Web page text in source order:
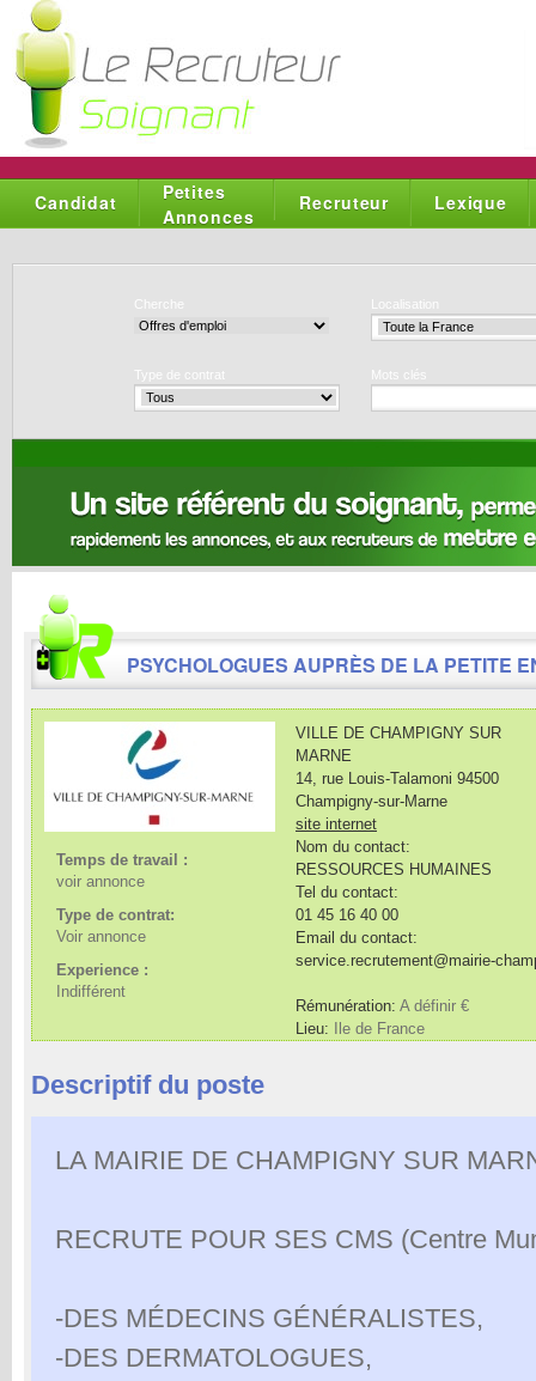
Candidat
Petites
Annonces
Recruteur Lexique
Cherche Localisation
Type de contrat Mots clés
PSYCHOLOGUES AUPRÈS DE LA PETITE
Temps de travail :
voir annonce
Type de contrat:
Voir annonce
Experience :
Indifférent
VILLE DE CHAMPIGNY SUR
MARNE
14, rue Louis-Talamoni 94500
Champigny-sur-Marne
site internet
Nom du contact:
RESSOURCES HUMAINES
Tel du contact:
01 45 16 40 00
Email du contact:
service.recrutement@mairie-
Rémunération: A définir €
Lieu:
Ile de France
Descriptif du poste
LA MAIRIE DE CHAMPIGNY SUR
RECRUTE POUR SES CMS (Centre
-DES MÉDECINS GÉNÉRALISTES,
-DES DERMATOLOGUES,